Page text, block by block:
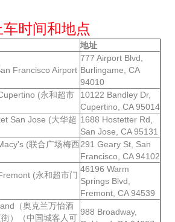
车时间和地点
地址
Francisco Airport
777 Airport Blvd,
Burlingame, CA
94010
(永和超市
10122 Bandley Dr,
Cupertino, CA 95014
San Jose (大华超 1688 Hostetter Rd,
San Jose, CA 95131
(联合广场梅西291 Geary St, San
Francisco, CA 94102
(永和超市门
46196 Warm
Springs Blvd,
Fremont, CA 94539
（奥克兰万怡酒
）（中国城客人可
988 Broadway,